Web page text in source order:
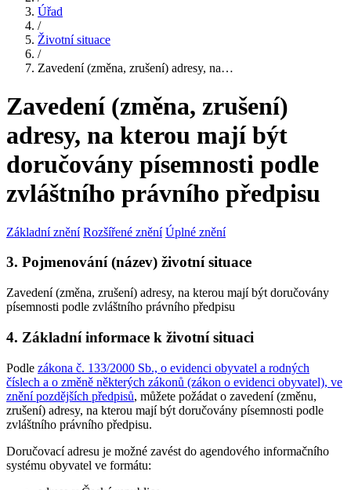
Úřad
/
Životní situace
/
Zavedení (změna, zrušení) adresy, na…
Zavedení (změna, zrušení)
adresy, na kterou mají být
doručovány písemnosti podle
zvláštního právního předpisu
Základní znění Rozšířené znění Úplné znění
3. Pojmenování (název) životní situace
Zavedení (změna, zrušení) adresy, na kterou mají být doručovány
písemnosti podle zvláštního právního předpisu
4. Základní informace k životní situaci
Podle zákona č. 133/2000 Sb., o evidenci obyvatel a rodných
číslech a o změně některých zákonů (zákon o evidenci obyvatel), ve
znění pozdějších předpisů, můžete požádat o zavedení (změnu,
zrušení) adresy, na kterou mají být doručovány písemnosti podle
zvláštního právního předpisu.
Doručovací adresu je možné zavést do agendového informačního
systému obyvatel ve formátu: